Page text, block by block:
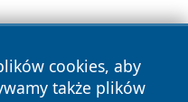
cookies, aby
także plików